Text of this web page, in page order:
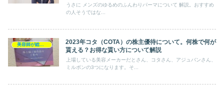
うさに メンズのゆるめのふんわりパーマについて 解説。おすすめ
の人そうではな...
美容師が総評ヘアケア製品
2023年コタ（COTA）の株主優待について。何株で何が
貰える？お得な貰い方について解説
上場している美容メーカーだとさん、コタさん、アジュバンさん、
ミルボンの3つになります。そ...